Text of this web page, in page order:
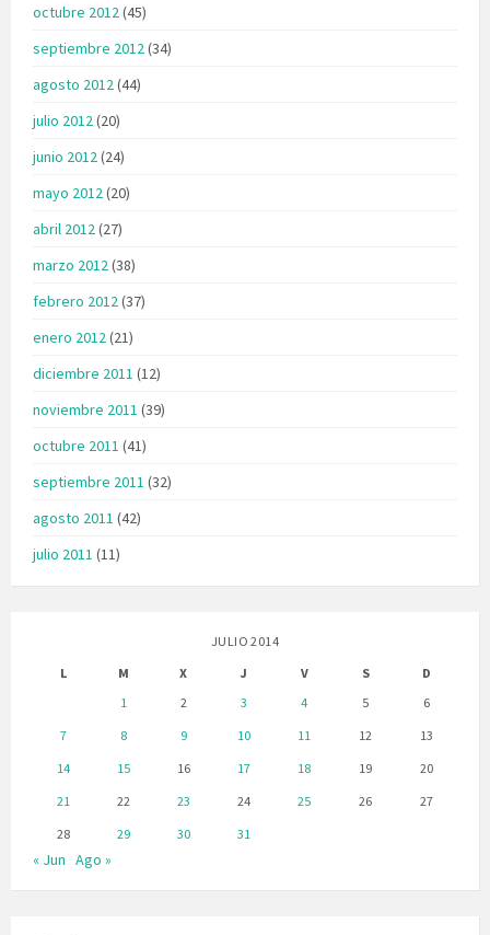
octubre 2012(45)
septiembre 2012(34)
agosto 2012(44)
julio 2012(20)
junio 2012(24)
mayo 2012(20)
abril 2012(27)
marzo 2012(38)
febrero 2012(37)
enero 2012(21)
diciembre 2011 (12)
noviembre 2011 (39)
octubre 2011 (41)
septiembre 2011 (32)
agosto 2011 (42)
julio 2011 (11)
JULIO 2014
L
M X J V S
D
1
2 3 4 5
6
7
8 9 10 11 12
13
14
15 16 17 18 19
20
21
22 23 24 25 26
27
28
29 30 31
« Jun Ago »